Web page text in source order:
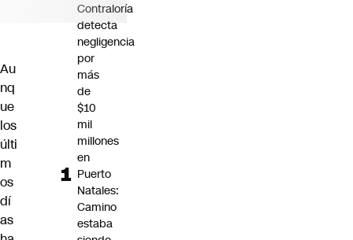
Au
nq
ue
los
últi
m
os
dí
as
Contraloría
detecta
negligencia
por
más
de
$10
mil
millones
en
Puerto
Natales:
Camino
estaba